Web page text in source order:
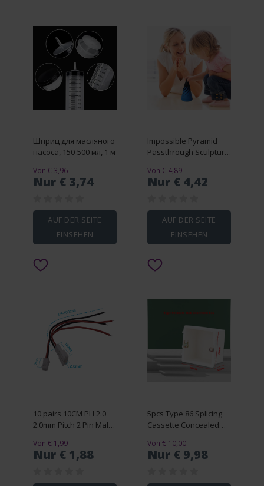
Шприц для масляного
насоса, 150-500 мл, 1 м
Von € 3,96
Nur € 3,74
AUF DER SEITE
EINSEHEN
Impossible Pyramid
Passthrough Sculpture
Pyramid Statue 3D
Printed Fidget Toy
Statue
Von € 4,89
Nur € 4,42
AUF DER SEITE
EINSEHEN
10 pairs 10CM PH 2.0
2.0mm Pitch 2 Pin Male
Connector Micro PH 2P
Plug Jack Socket
Von € 1,99
Nur € 1,88
5pcs Type 86 Splicing
Cassette Concealed
Box Electronic Project
Box Wall Switch Socket
Von € 10,00
Nur € 9,98